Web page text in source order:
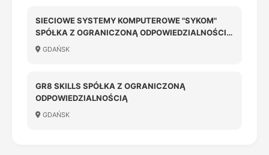
SIECIOWE SYSTEMY KOMPUTEROWE "SYKOM"
SPÓŁKA Z OGRANICZONĄ ODPOWIEDZIALNOŚCIĄ
W LIKWIDACJI
GDAŃSK
GR8 SKILLS SPÓŁKA Z OGRANICZONĄ
ODPOWIEDZIALNOŚCIĄ
GDAŃSK